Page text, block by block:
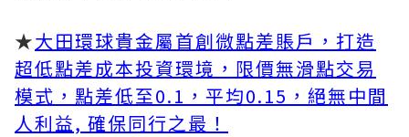
★大田環球貴金屬首創微點差賬戶，打造
超低點差成本投資環境，限價無滑點交易
模式，點差低至0.1，平均0.15，絕無中間
人利益, 確保同行之最！